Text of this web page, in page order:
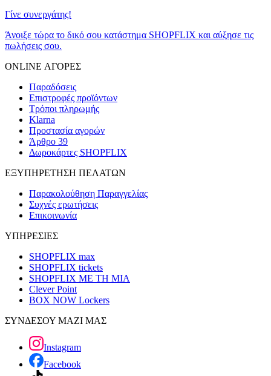
Γίνε συνεργάτης!
Άνοιξε τώρα το δικό σου κατάστημα SHOPFLIX και αύξησε τις
πωλήσεις σου.
ONLINE ΑΓΟΡΕΣ
Παραδόσεις
Επιστροφές προϊόντων
Τρόποι πληρωμής
Klarna
Προστασία αγορών
Άρθρο 39
Δωροκάρτες SHOPFLIX
ΕΞΥΠΗΡΕΤΗΣΗ ΠΕΛΑΤΩΝ
Παρακολούθηση Παραγγελίας
Συχνές ερωτήσεις
Επικοινωνία
ΥΠΗΡΕΣΙΕΣ
SHOPFLIX max
SHOPFLIX tickets
SHOPFLIX ΜΕ ΤΗ ΜΙΑ
Clever Point
BOX NOW Lockers
ΣΥΝΔΕΣΟΥ ΜΑΖΙ ΜΑΣ
Instagram
Facebook